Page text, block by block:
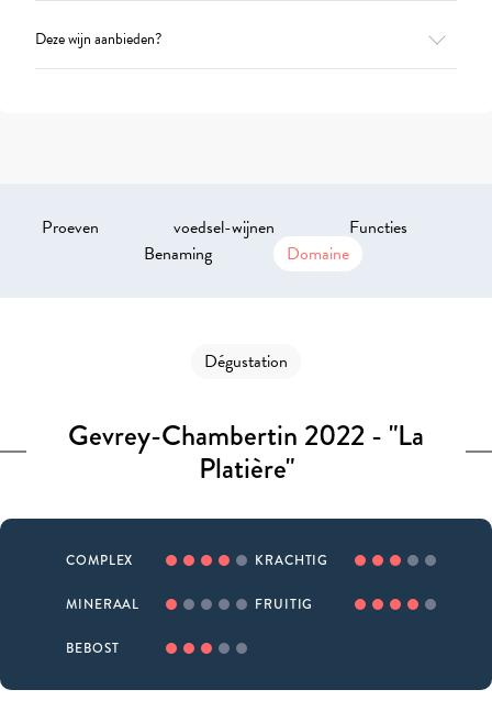
Deze wijn aanbieden?
Proeven voedsel-wijnen
Functies
Benaming
Domaine
Dégustation
Gevrey-Chambertin 2022 - "La
Platière"
COMPLEX KRACHTIG
MINERAAL FRUITIG
BEBOST